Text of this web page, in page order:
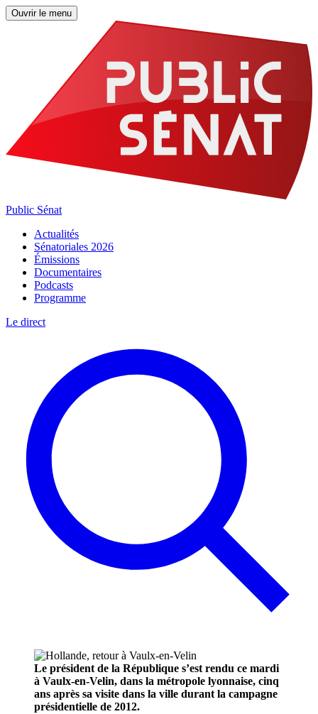
Ouvrir le menu
Public Sénat
Actualités
Sénatoriales 2026
Émissions
Documentaires
Podcasts
Programme
Le direct
Le président de la République s’est rendu ce mardi
à Vaulx-en-Velin, dans la métropole lyonnaise, cinq
ans après sa visite dans la ville durant la campagne
présidentielle de 2012.